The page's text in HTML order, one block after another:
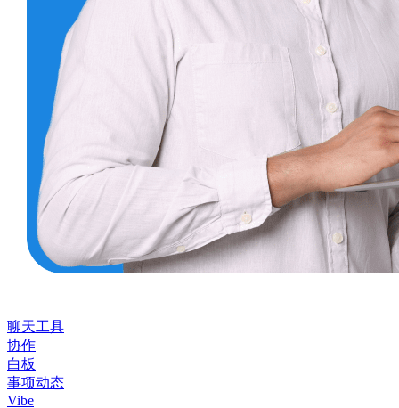
聊天工具
协作
白板
事项动态
Vibe